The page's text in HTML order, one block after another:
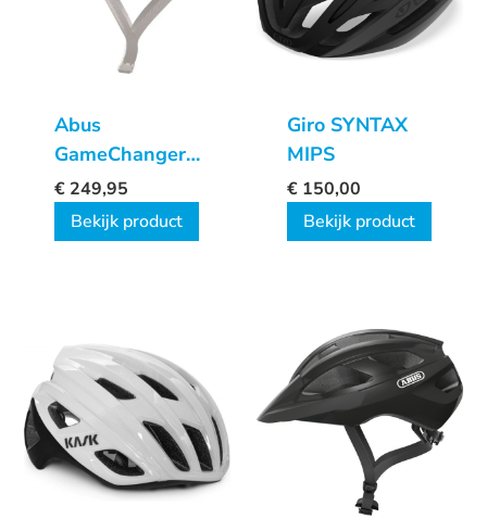
Abus
GameChanger
2.0
€ 249,95
Bekijk product
Giro SYNTAX
MIPS
€ 150,00
Bekijk product